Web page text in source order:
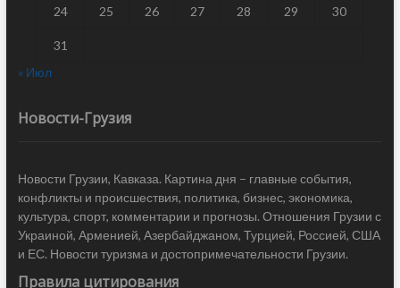
24 25 26 27 28 29 30
31
« Июл
Новости-Грузия
Новости Грузии, Кавказа. Картина дня – главные события,
конфликты и происшествия, политика, бизнес, экономика,
культура, спорт, комментарии и прогнозы. Отношения Грузии с
Украиной, Арменией, Азербайджаном, Турцией, Россией, США
и ЕС. Новости туризма и достопримечательности Грузии.
Правила цитирования